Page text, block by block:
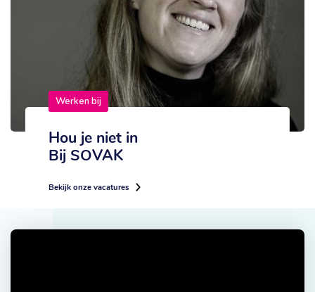
Werken bij
Hou je niet in
Bij SOVAK
Bekijk onze vacatures